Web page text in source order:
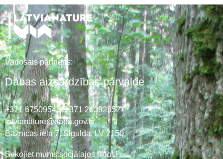
Vadošais partneris:
Dabas aizsardzības pārvalde
+371 67509545,+371 26392352
latvianature@daba.gov.lv
Baznīcas iela 7, Sigulda, LV-2150
Sekojiet mums sociālajos tīklos!